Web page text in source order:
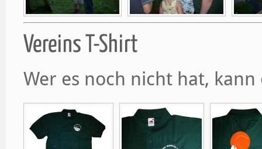
Vereins T-Shirt
Wer es noch nicht hat,